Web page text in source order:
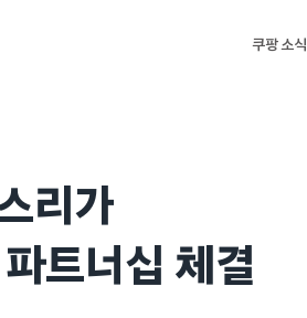
쿠팡 소식
리가
트너십 체결